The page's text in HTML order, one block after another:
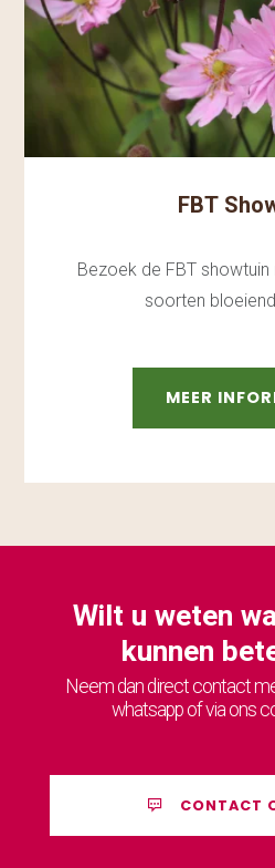
FBT
Bezoek de FBT
soorten
MEER
Wilt u weten
kunnen
Neem dan direct contact
whatsapp of via ons
CONTACT